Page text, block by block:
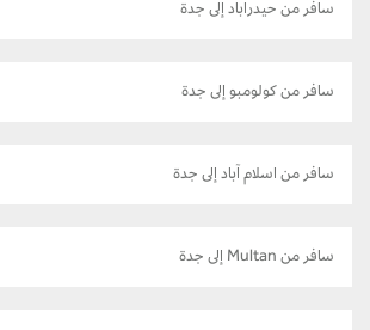
سافر من حيدراباد إلى جدة
سافر من كولومبو إلى جدة
سافر من اسلام آباد إلى جدة
سافر من Multan إلى جدة